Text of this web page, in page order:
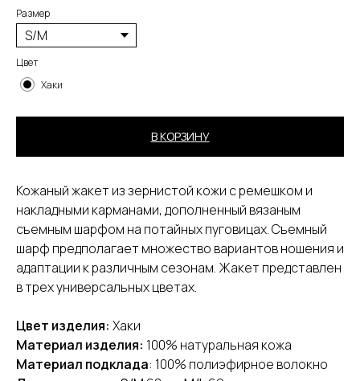
Размер
Цвет
Хаки
В КОРЗИНУ
Кожаный жакет из зернистой кожи с ремешком и
накладными карманами, дополненный вязаным
съемным шарфом на потайных пуговицах. Съемный
шарф предполагает множество вариантов ношения и
адаптации к различным сезонам. Жакет представлен
в трех универсальных цветах.
Цвет изделия: Хаки
Материал изделия: 100% натуральная кожа
Материал подклада: 100% полиэфирное волокно
[ ПОКУПАТЕЛЯМ ]
[ КАТАЛОГ ]
Оплата и доставка
Обмен и возврат
Публичная оферта